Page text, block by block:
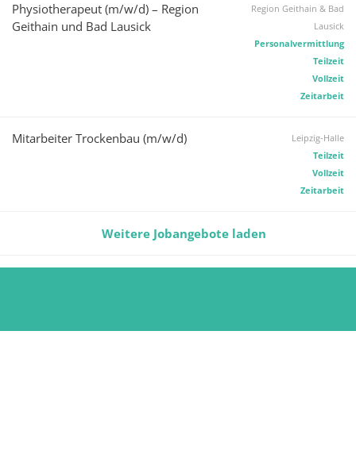
Physiotherapeut (m/w/d) – Region
Geithain und Bad Lausick
Region Geithain & Bad
Lausick
Personalvermittlung
Teilzeit
Vollzeit
Zeitarbeit
Mitarbeiter Trockenbau (m/w/d)
Leipzig-Halle
Teilzeit
Vollzeit
Zeitarbeit
Weitere Jobangebote laden